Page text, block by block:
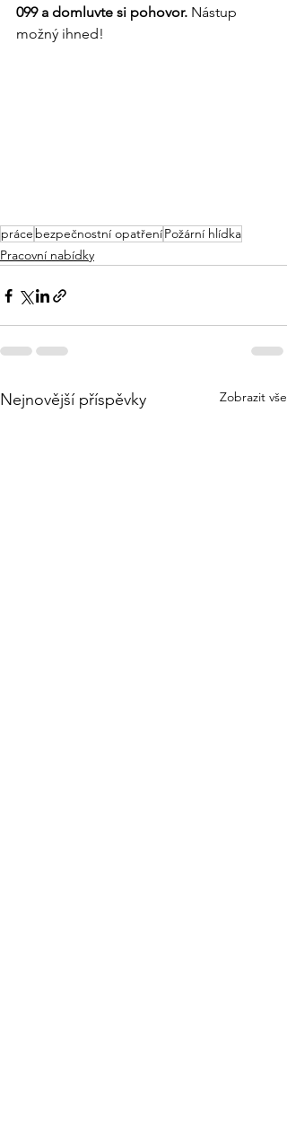
099 a domluvte si pohovor. Nástup
možný ihned!
práce bezpečnostní opatřeníPožární hlídka
Pracovní nabídky
Nejnovější příspěvky Zobrazit vše